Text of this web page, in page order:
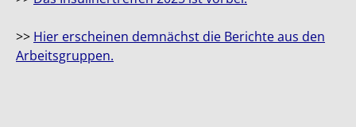
>> Hier erscheinen demnächst die Berichte aus den
Arbeitsgruppen.